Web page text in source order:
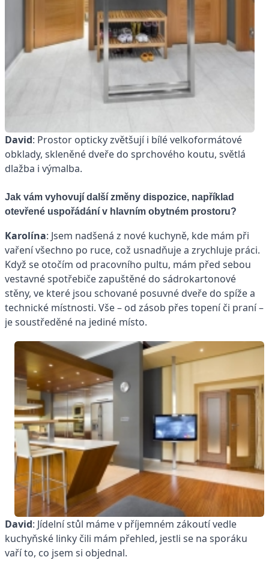
David: Prostor opticky zvětšují i bílé velkoformátové
obklady, skleněné dveře do sprchového koutu, světlá
dlažba i výmalba.
Jak vám vyhovují další změny dispozice, například
otevřené uspořádání v hlavním obytném prostoru?
Karolína: Jsem nadšená z nové kuchyně, kde mám při
vaření všechno po ruce, což usnadňuje a zrychluje práci.
Když se otočím od pracovního pultu, mám před sebou
vestavné spotřebiče zapuštěné do sádrokartonové
stěny, ve které jsou schované posuvné dveře do spíže a
technické místnosti. Vše – od zásob přes topení či praní –
je soustředěné na jediné místo.
David: Jídelní stůl máme v příjemném zákoutí vedle
kuchyňské linky čili mám přehled, jestli se na sporáku
vaří to, co jsem si objednal.